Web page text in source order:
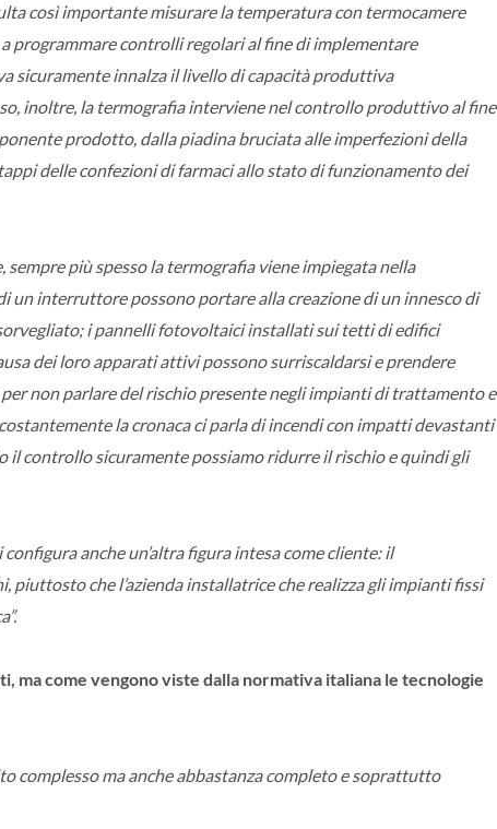
così importante misurare la temperatura con termocamere
programmare controlli regolari al fine di implementare
sicuramente innalza il livello di capacità produttiva
inoltre, la termografia interviene nel controllo produttivo al fine
prodotto, dalla piadina bruciata alle imperfezioni della
delle confezioni di farmaci allo stato di funzionamento dei
sempre più spesso la termografia viene impiegata nella
un interruttore possono portare alla creazione di un innesco di
i pannelli fotovoltaici installati sui tetti di edifici
dei loro apparati attivi possono surriscaldarsi e prendere
non parlare del rischio presente negli impianti di trattamento e
la cronaca ci parla di incendi con impatti devastanti
il controllo sicuramente possiamo ridurre il rischio e quindi gli
anche un’altra figura intesa come cliente: il
piuttosto che l’azienda installatrice che realizza gli impianti fissi
ma come vengono viste dalla normativa italiana le tecnologie
complesso ma anche abbastanza completo e soprattutto